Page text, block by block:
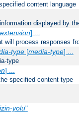
content language
displayed by
extension] ...
will process responses
type[media-type] ...
type
] ...
specified content type
yolu"